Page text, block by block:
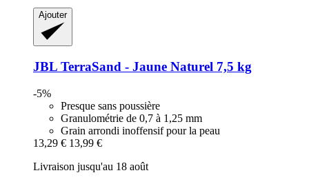
Ajouter
JBL TerraSand -​ Jaune Naturel 7,5 kg
-5%
Presque sans poussière
Granulométrie de 0,7 à 1,25 mm
Grain arrondi inoffensif pour la peau
13,29 € 13,99 €
Livraison jusqu'au 18 août